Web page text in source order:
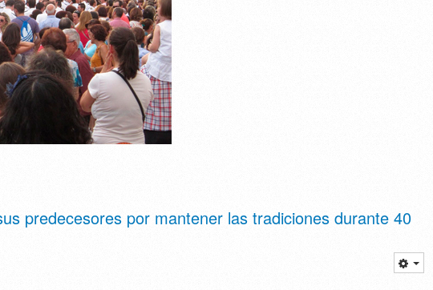
predecesores por mantener las tradiciones durante 40